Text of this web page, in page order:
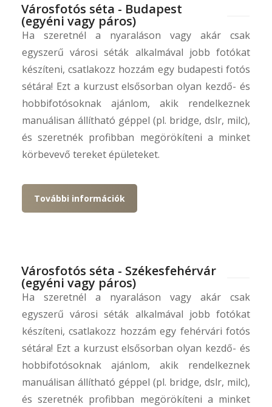
Városfotós séta - Budapest
(egyéni vagy páros)
Ha szeretnél a nyaraláson vagy akár csak
egyszerű városi séták alkalmával jobb fotókat
készíteni, csatlakozz hozzám egy budapesti fotós
sétára! Ezt a kurzust elsősorban olyan kezdő- és
hobbifotósoknak ajánlom, akik rendelkeznek
manuálisan állítható géppel (pl. bridge, dslr, milc),
és szeretnék profibban megörökíteni a minket
körbevevő tereket épületeket.
További információk
Városfotós séta - Székesfehérvár
(egyéni vagy páros)
Ha szeretnél a nyaraláson vagy akár csak
egyszerű városi séták alkalmával jobb fotókat
készíteni, csatlakozz hozzám egy fehérvári fotós
sétára! Ezt a kurzust elsősorban olyan kezdő- és
hobbifotósoknak ajánlom, akik rendelkeznek
manuálisan állítható géppel (pl. bridge, dslr, milc),
és szeretnék profibban megörökíteni a minket